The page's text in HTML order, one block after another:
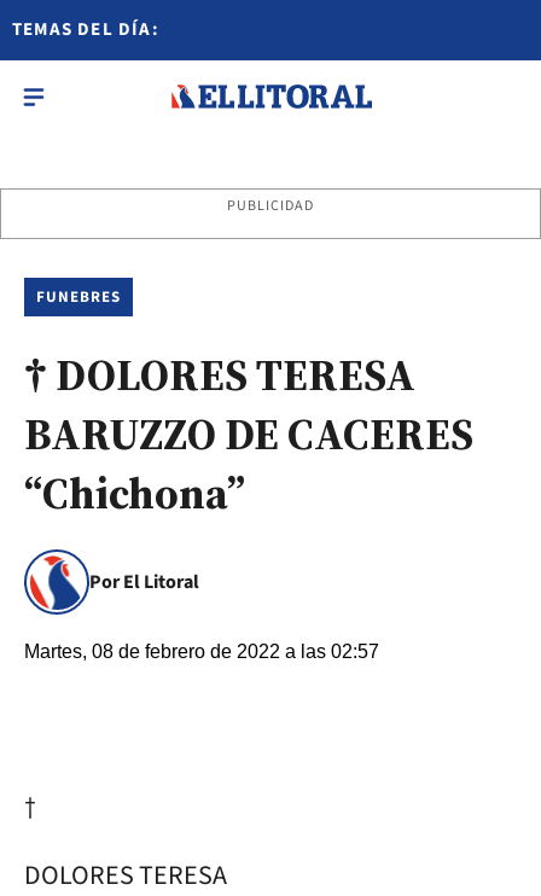
TEMAS DEL DÍA:
PUBLICIDAD
FUNEBRES
† DOLORES TERESA
BARUZZO DE CACERES
“Chichona”
Por El Litoral
Martes, 08 de febrero de 2022 a las 02:57
†
DOLORES TERESA